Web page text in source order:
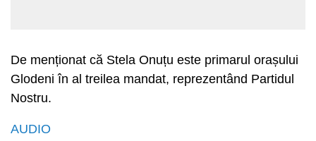
De menționat că Stela Onuțu este primarul orașului
Glodeni în al treilea mandat, reprezentând Partidul
Nostru.
AUDIO